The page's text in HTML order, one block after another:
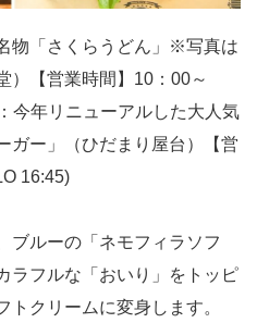
物「さくらうどん」※写真は
）【営業時間】10：00～
今年リニューアルした大人気
ガー」（ひだまり屋台）【営
16:45)
ブルーの「ネモフィラソフ
ラフルな「おいり」をトッピ
トクリームに変身します。